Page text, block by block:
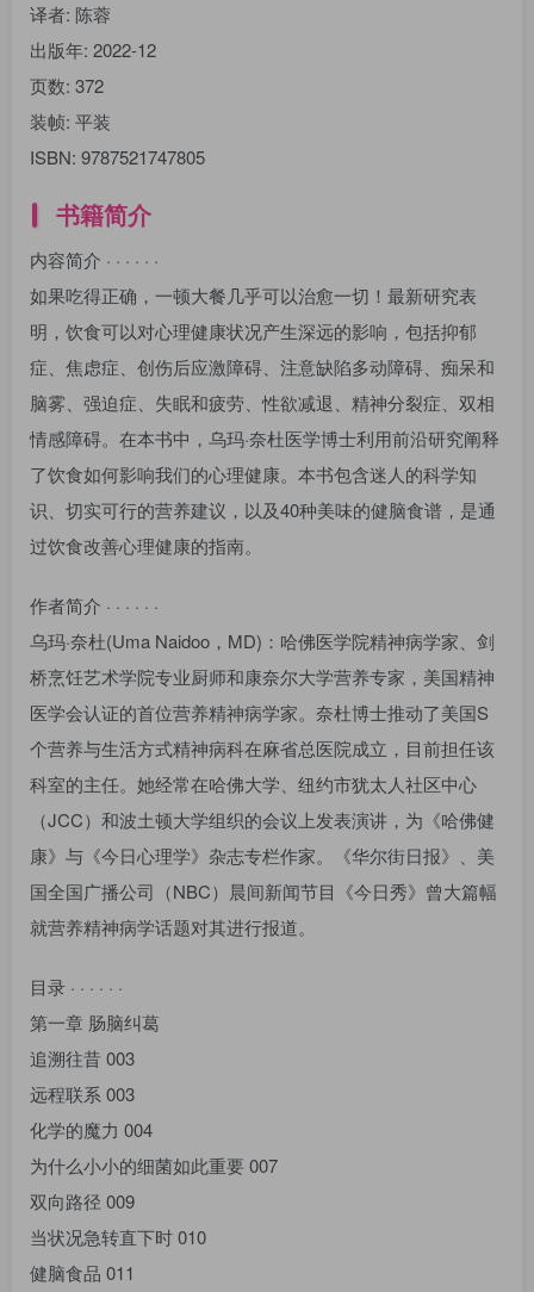
译者: 陈蓉
出版年: 2022-12
页数: 372
装帧: 平装
ISBN: 9787521747805
书籍简介
内容简介 · · · · · ·
如果吃得正确，一顿大餐几乎可以治愈一切！最新研究表
明，饮食可以对心理健康状况产生深远的影响，包括抑郁
症、焦虑症、创伤后应激障碍、注意缺陷多动障碍、痴呆和
脑雾、强迫症、失眠和疲劳、性欲减退、精神分裂症、双相
情感障碍。在本书中，乌玛·奈杜医学博士利用前沿研究阐释
了饮食如何影响我们的心理健康。本书包含迷人的科学知
识、切实可行的营养建议，以及40种美味的健脑食谱，是通
过饮食改善心理健康的指南。
作者简介 · · · · · ·
乌玛·奈杜(Uma Naidoo，MD)：哈佛医学院精神病学家、剑
桥烹饪艺术学院专业厨师和康奈尔大学营养专家，美国精神
医学会认证的首位营养精神病学家。奈杜博士推动了美国S
个营养与生活方式精神病科在麻省总医院成立，目前担任该
科室的主任。她经常在哈佛大学、纽约市犹太人社区中心
（JCC）和波土顿大学组织的会议上发表演讲，为《哈佛健
康》与《今日心理学》杂志专栏作家。《华尔街日报》、美
国全国广播公司（NBC）晨间新闻节目《今日秀》曾大篇幅
就营养精神病学话题对其进行报道。
目录 · · · · · ·
第一章 肠脑纠葛
追溯往昔 003
远程联系 003
化学的魔力 004
为什么小小的细菌如此重要 007
双向路径 009
当状况急转直下时 010
健脑食品 011